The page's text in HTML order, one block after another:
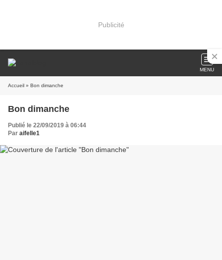
Publicité
MENU
Accueil » Bon dimanche
Bon dimanche
Publié le 22/09/2019 à 06:44
Par aifelle1